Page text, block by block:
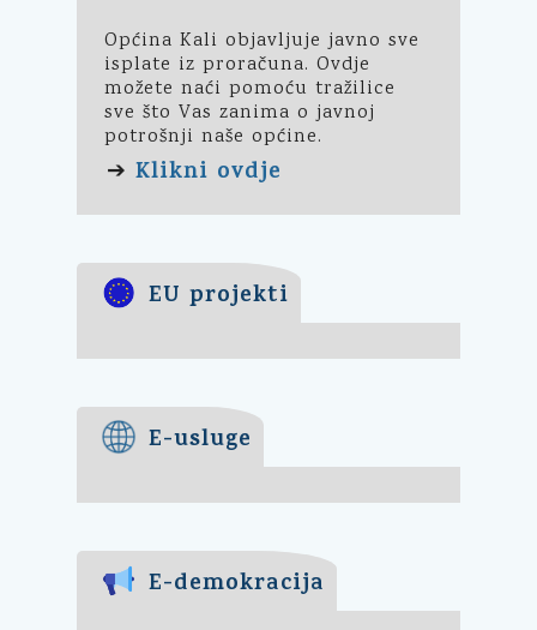
Općina Kali objavljuje javno sve
isplate iz proračuna. Ovdje
možete naći pomoću tražilice
sve što Vas zanima o javnoj
potrošnji naše općine.
➔ Klikni ovdje
EU projekti
E-usluge
E-demokracija